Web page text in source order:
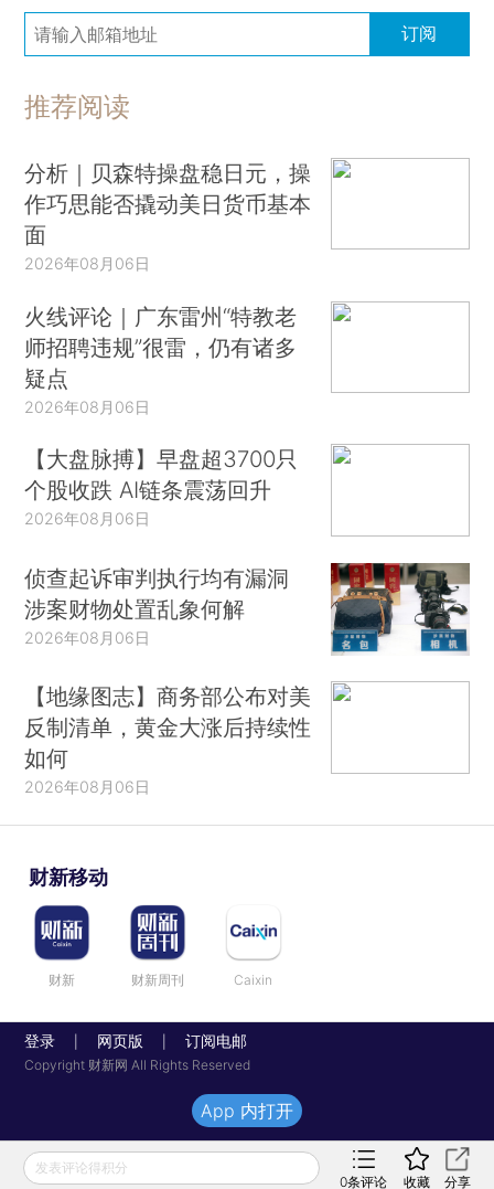
订阅
推荐阅读
分析｜贝森特操盘稳日元，操
作巧思能否撬动美日货币基本
面
2026年08月06日
火线评论｜广东雷州“特教老
师招聘违规”很雷，仍有诸多
疑点
2026年08月06日
【大盘脉搏】早盘超3700只
个股收跌 AI链条震荡回升
2026年08月06日
侦查起诉审判执行均有漏洞
涉案财物处置乱象何解
2026年08月06日
【地缘图志】商务部公布对美
反制清单，黄金大涨后持续性
如何
2026年08月06日
财新移动
财新 财新周刊 Caixin
登录 网页版 订阅电邮
Copyright 财新网 All Rights Reserved
发表评论得积分
0条评论 收藏 分享
App 内打开